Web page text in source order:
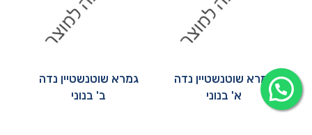
גמרא שוטנשטיין נדה
א' בנוני
גמרא שוטנשטיין נדה
ב' בנוני